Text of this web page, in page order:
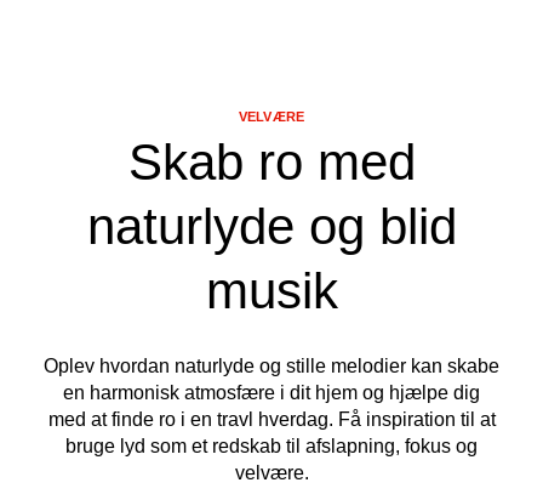
Skab ro med
naturlyde og blid
musik
VELVÆRE
Oplev hvordan naturlyde og stille melodier kan skabe
en harmonisk atmosfære i dit hjem og hjælpe dig
med at finde ro i en travl hverdag. Få inspiration til at
bruge lyd som et redskab til afslapning, fokus og
velvære.